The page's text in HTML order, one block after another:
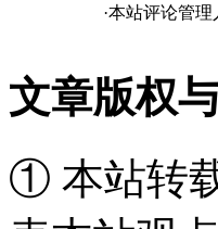
·本站评论管
文章版权
① 本站转